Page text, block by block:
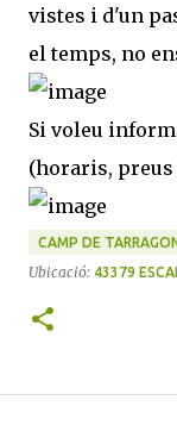
vistes i d'un
el temps, no
Si voleu
(horaris, preus
CAMP DE
Ubicació: 43379